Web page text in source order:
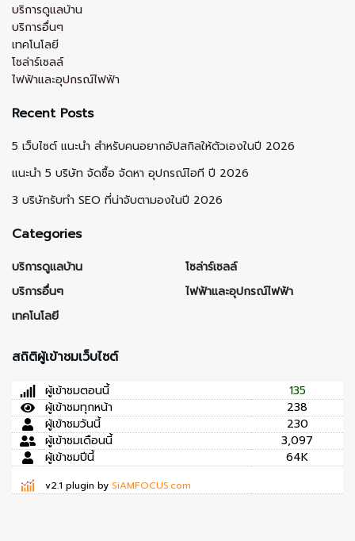
บริการดูแลบ้าน
บริการอื่นๆ
เทคโนโลยี
โซล่าร์เซลล์
ไฟฟ้าและอุปกรณ์ไฟฟ้า
Recent Posts
5 เว็บไซต์ แนะนำ สำหรับคนอยากอัปสกิลให้ตัวเองในปี 2026
แนะนำ 5 บริษัท จัดซื้อ จัดหา อุปกรณ์ไอที ปี 2026
3 บริษัทรับทำ SEO ที่น่าจับตามองในปี 2026
Categories
บริการดูแลบ้าน
บริการอื่นๆ
เทคโนโลยี
โซล่าร์เซลล์
ไฟฟ้าและอุปกรณ์ไฟฟ้า
สถิติผู้เข้าชมเว็บไซต์
ผู้เข้าชมตอนนี้
135
ผู้เข้าชมทุกหน้า
238
ผู้เข้าชมวันนี้
230
ผู้เข้าชมเดือนนี้
3,097
ผู้เข้าชมปีนี้
64K
v2.1 plugin by SiAMFOCUS.com